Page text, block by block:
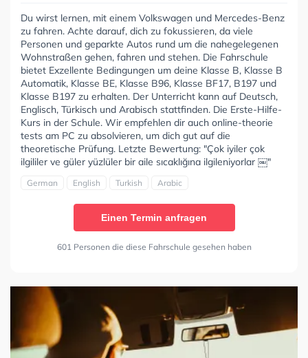
Du wirst lernen, mit einem Volkswagen und Mercedes-Benz
zu fahren. Achte darauf, dich zu fokussieren, da viele
Personen und geparkte Autos rund um die nahegelegenen
Wohnstraßen gehen, fahren und stehen. Die Fahrschule
bietet Exzellente Bedingungen um deine Klasse B, Klasse B
Automatik, Klasse BE, Klasse B96, Klasse BF17, B197 und
Klasse B197 zu erhalten. Der Unterricht kann auf Deutsch,
Englisch, Türkisch und Arabisch stattfinden. Die Erste-Hilfe-
Kurs in der Schule. Wir empfehlen dir auch online-theorie
tests am PC zu absolvieren, um dich gut auf die
theoretische Prüfung. Letzte Bewertung: "Çok iyiler çok
ilgililer ve güler yüzlüler bir aile sıcaklığına ilgileniyorlar ￼"
German English Turkish Arabic
Einen Termin anfragen
601 Personen die diese Fahrschule gesehen haben